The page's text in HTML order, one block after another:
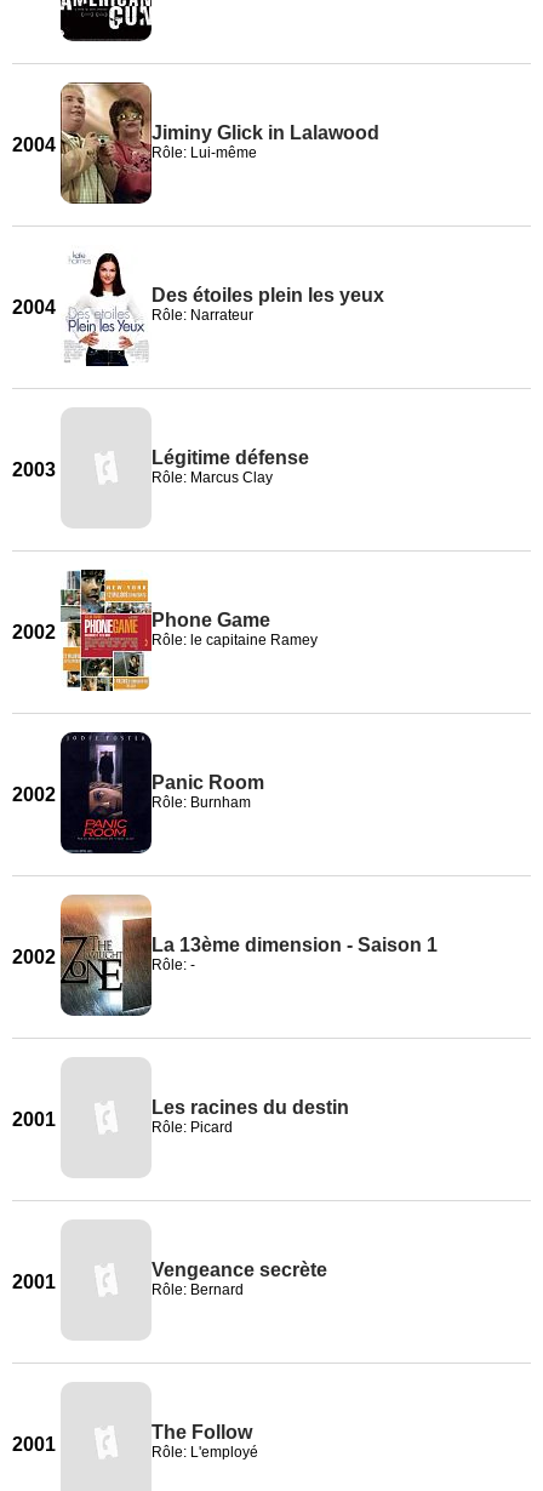
2004
Jiminy Glick in Lalawood
Rôle: Lui-même
2004
Des étoiles plein les yeux
Rôle: Narrateur
2003
Légitime défense
Rôle: Marcus Clay
2002
Phone Game
Rôle: le capitaine Ramey
2002
Panic Room
Rôle: Burnham
2002
La 13ème dimension - Saison 1
Rôle: -
2001
Les racines du destin
Rôle: Picard
2001
Vengeance secrète
Rôle: Bernard
2001
The Follow
Rôle: L'employé